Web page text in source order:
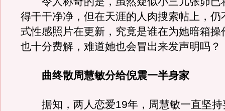
得干干净净，但在天涯的人肉搜索帖上，仍
式性感照片在更新，究竟是谁在为她暗箱操
也十分费解，难道她也会冒出来发声明吗？
曲终散周慧敏分给倪震一半身家
据知，两人恋爱19年，周慧敏一直坚持